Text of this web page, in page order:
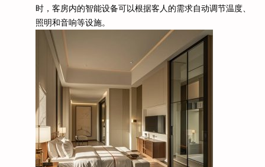
时，客房内的智能设备可以根据客人的需求自动调节温度、
照明和音响等设施。